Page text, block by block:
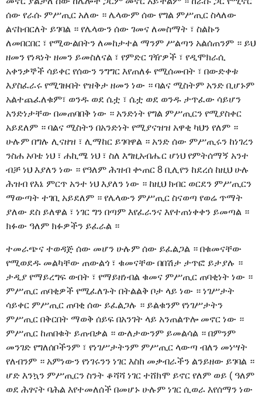
ሰው የራሱ ምሥጢር አለው ። ሌላውም ሰው የግል ምሥጢር ስላለው
ልናከብርለት ይገባል ። የሌላውን ሰው ገመና ለመስማት ፣ ስልኩን
ለመበርበር ፣ የሚውልበትን ለመከታተል ማንም ሥልጣን አልሰጠንም ። ይህ
ዘመን የነጻነት ዘመን ይመስለናል ፣ የምድር ገዥዎች ፣ የዲሞክራሲ
አቀንቃኞች ሳይቀር የሰውን ንግግር እየጠለፉ የሚሰሙበት ፣ በውድቀቱ
እያስፈራሩ የሚገዙበት የዝቅታ ዘመን ነው ። ባልና ሚስትም አንድ ቢሆኑም
አልተጨፈለቁም፣ ወንዱ ወደ ሴቷ ፣ ሴቷ ወደ ወንዱ ታጥፈው ሳይሆን
አንድነታቸው በመጠባበቅ ነው ። አንድነት የግል ምሥጢርን የሚያስቀር
አይደለም ። ባልና ሚስትን በአንድነት የሚያናዝዝ አዋቂ ካህን የለም ።
ሁሉም በግሉ ሊናዘዝ ፣ ሊማከር ይገባዋል ። አንድ ሰው ምሥጢሩን ከነገረን
ንስሐ አባቴ ነህ ፣ ሐኪሜ ነህ ፣ ስለ እግዚአብሔር ሆነህ የምትሰማኝ አንተ
ብቻ ነህ እያለን ነው ። የዓለም ሕዝብ ቍጠር 8 ቢሊየን ከደረሰ ከዚህ ሁሉ
ሕዝብ የእኔ ምርጥ አንተ ነህ እያለን ነው ። ከዚህ ክብር ወርደን ምሥጢርን
ማውጣት ተገቢ አይደለም ። የሌላውን ምሥጢር ስናወጣ የወሬ ጥማት
ያለው ደስ ይለዋል ፣ ነገር ግን በጣም እየፈራንና እየተጠነቀቀን ይመጣል ።
ክፉው ዓለም ክፉዎችን ይፈራል ።
ተመራጭና ተወዳጅ ሰው መሆን ሁሉም ሰው ይፈልጋል ። በቁመናቸው
የሚወደዱ መልካቸው ጠውልጎ ፣ ቁመናቸው በበሽታ ታጥፎ ይታያሉ ።
ታዲያ የማይረግፍ ውበት ፣ የማይዘነብል ቁመና ምሥጢር ጠባቂነት ነው ።
ምሥጢር ጠባቂዎች የሚፈለጉት በትልልቅ ቦታ ላይ ነው ። ነገሥታት
ሳይቀር ምሥጢር ጠባቂ ሰው ይፈልጋሉ ። ይልቁንም የነገሥታትን
ምሥጢር በቅርበት ማወቅ ሰይፍ በአንገት ላይ አንጠልጥሎ መኖር ነው ።
ምሥጢር ከጠበቁት ይጠብቃል ። ውለታውንም ይመልሳል ። በምንም
መንገድ የግለሰቦችንም ፣ የነገሥታትንም ምሥጢር ላውጣ ብለን መነሣት
የለብንም ። አምነውን የነገሩንን ነገር እስከ መቃብራችን ልንይዘው ይገባል ።
ሆድ እንኳን ምሥጢርን ስንት ቆሻሻ ነገር ተሸክሞ ይኖር የለም ወይ ( ዓለም
ወደ ሕፃናት ባሕል እየተመለሰች በመሆኑ ሁሉም ነገር ሲወራ እየሰማን ነው